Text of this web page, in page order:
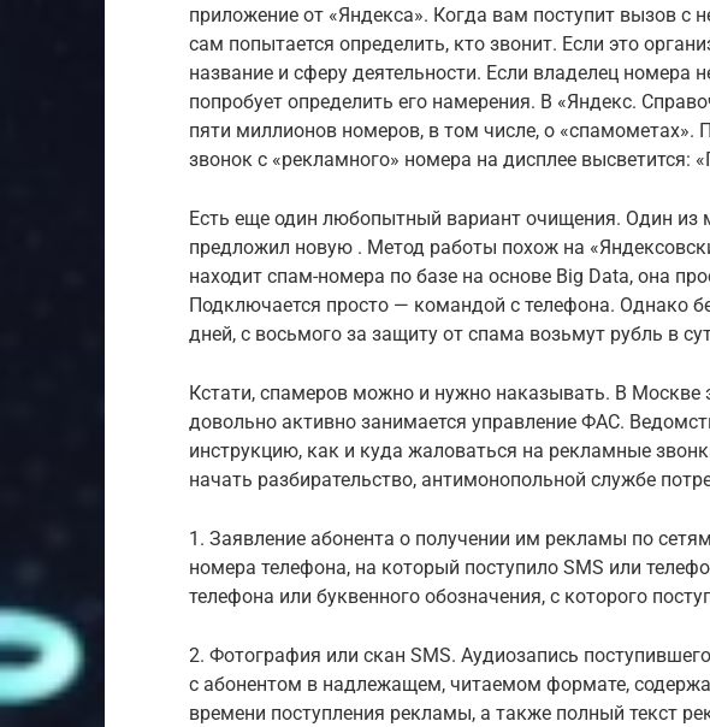
приложение от «Яндекса». Когда вам поступит вызов с
сам попытается определить, кто звонит. Если это
название и сферу деятельности. Если владелец номера
попробует определить его намерения. В «Яндекс.
пяти миллионов номеров, в том числе, о «спамометах».
звонок с «рекламного» номера на дисплее высветится:
Есть еще один любопытный вариант очищения. Один из
предложил новую . Метод работы похож на
находит спам-номера по базе на основе Big Data, она
Подключается просто — командой с телефона. Однако
дней, с восьмого за защиту от спама возьмут рубль в
Кстати, спамеров можно и нужно наказывать. В Москве
довольно активно занимается управление ФАС.
инструкцию, как и куда жаловаться на рекламные
начать разбирательство, антимонопольной службе
1. Заявление абонента о получении им рекламы по
номера телефона, на который поступило SMS или
телефона или буквенного обозначения, с которого
2. Фотография или скан SMS. Аудиозапись
с абонентом в надлежащем, читаемом формате,
времени поступления рекламы, а также полный текст